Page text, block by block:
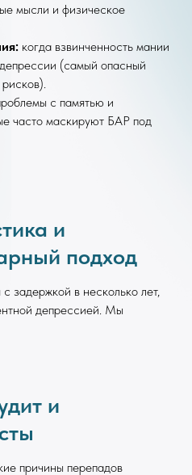
мысли и физическое
когда взвинченность мании
(самый опасный
с памятью и
часто маскируют БАР под
и
подход
задержкой в несколько лет,
депрессией. Мы
и
причины перепадов